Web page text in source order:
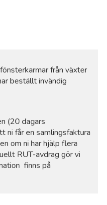
från växter
beställt invändig
(20 dagars
ni får en samlingsfaktura
om ni har hjälp flera
RUT-avdrag gör vi
finns på